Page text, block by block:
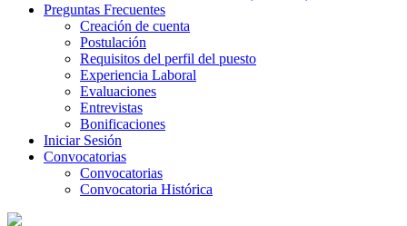
Preguntas Frecuentes
Creación de cuenta
Postulación
Requisitos del perfil del puesto
Experiencia Laboral
Evaluaciones
Entrevistas
Bonificaciones
Iniciar Sesión
Convocatorias
Convocatorias
Convocatoria Histórica